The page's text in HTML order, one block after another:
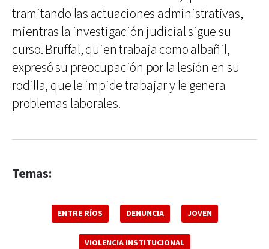
tramitando las actuaciones administrativas,
mientras la investigación judicial sigue su
curso. Bruffal, quien trabaja como albañil,
expresó su preocupación por la lesión en su
rodilla, que le impide trabajar y le genera
problemas laborales.
Temas:
ENTRE RÍOS DENUNCIA JOVEN
VIOLENCIA INSTITUCIONAL